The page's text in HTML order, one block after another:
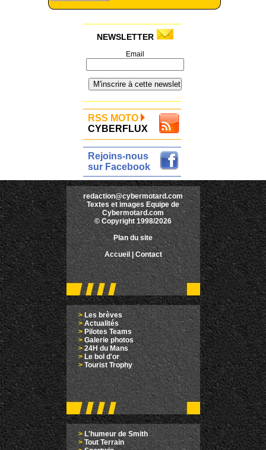
NEWSLETTER
Email
RSS MOTO
CYBERFLUX
Rejoins-nous
sur Facebook
redaction@cybermotard.com
Textes et images Equipe de
Cybermotard.com
© Copyright 1998/2026
Plan du site
Accueil |Contact
>Les brèves
> Actualités
> Pilotes Teams
>Galerie photos
>24H du Mans
>Le bol d'or
> Tourist Trophy
>L'humeur de Smith
> Tout Terrain